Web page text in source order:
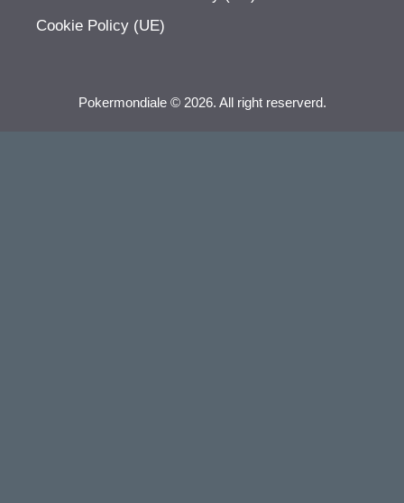
Cookie Policy (UE)
Pokermondiale © 2026. All right reserverd.